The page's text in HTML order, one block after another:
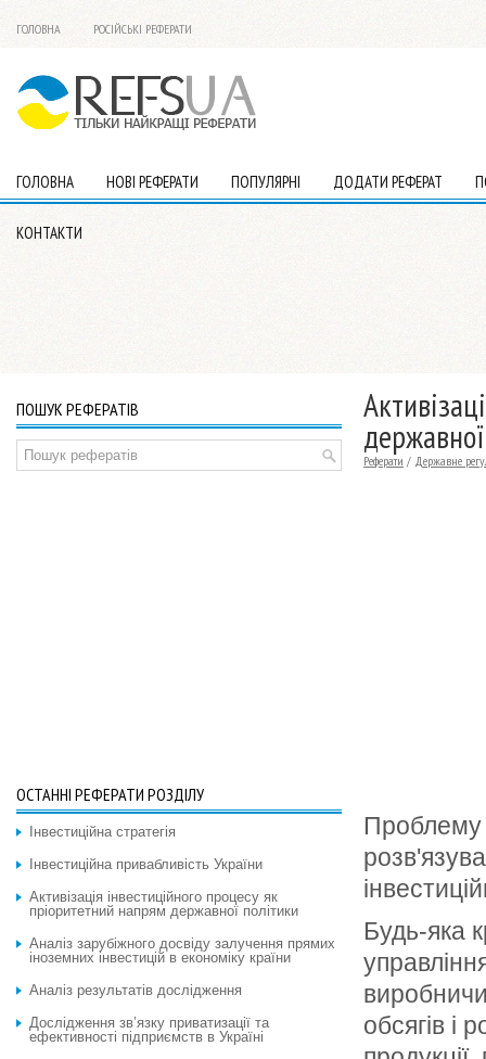
ГОЛОВНА РОСІЙСЬКІ РЕФЕРАТИ
ГОЛОВНА НОВІ РЕФЕРАТИ ПОПУЛЯРНІ ДОДАТИ РЕФЕРАТ
КОНТАКТИ
Реферати / Державне
Проблему
Будь-яка
обсягів і
ПОШУК РЕФЕРАТІВ
ОСТАННІ РЕФЕРАТИ РОЗДІЛУ
Інвестиційна стратегія
Інвестиційна привабливість України
Активізація інвестиційного процесу як
пріоритетний напрям державної політики
Аналіз зарубіжного досвіду залучення прямих
іноземних інвестицій в економіку країни
Аналіз результатів дослідження
Дослідження зв’язку приватизації та
ефективності підприємств в Україні